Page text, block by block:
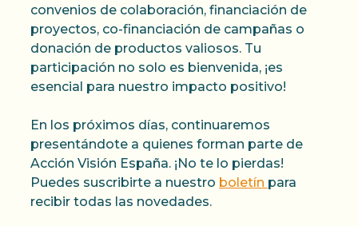
convenios de colaboración, financiación de
proyectos, co-financiación de campañas o
donación de productos valiosos. Tu
participación no solo es bienvenida, ¡es
esencial para nuestro impacto positivo!
En los próximos días, continuaremos
presentándote a quienes forman parte de
Acción Visión España. ¡No te lo pierdas!
Puedes suscribirte a nuestro boletín para
recibir todas las novedades.